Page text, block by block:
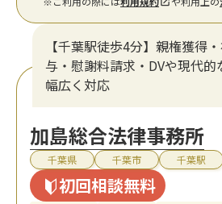
【千葉駅徒歩4分】親権獲得
与・慰謝料請求・DVや現代的
幅広く対応
加島総合法律事務所
千葉県 千葉市 千葉駅
初回相談無料